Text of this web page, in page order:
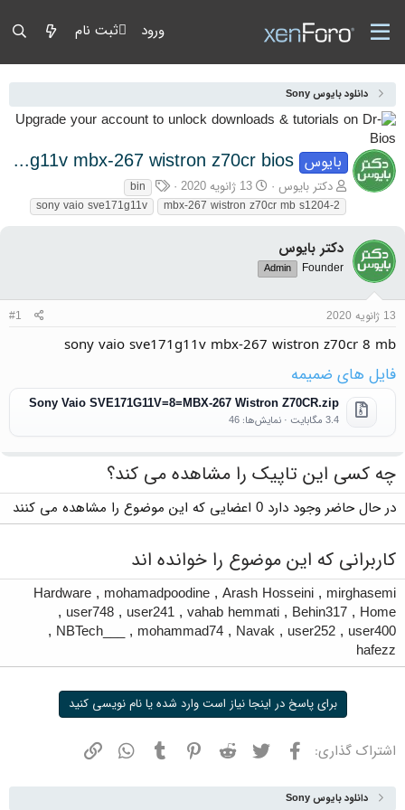
ورود ثبت نام
دانلود بایوس Sony
بایوس sony vaio sve171g11v mbx-267 wistron z70cr bios
آغازگر گفتمان
دکتر بایوس تاریخ شروع
13 ژانویه 2020 برچسب‌ها
bin
mbx-267 wistron z70cr mb s1204-2
sony vaio sve171g11v
دکتر بایوس
Founder
Admin
13 ژانویه 2020 #1
sony vaio sve171g11v mbx-267 wistron z70cr 8 mb
فایل های ضمیمه
Sony Vaio SVE171G11V=8=MBX-267 Wistron Z70CR.zip
3.4 مگابایت · نمایش‌ها: 46
چه کسی این تاپیک را مشاهده می کند؟
در حال حاضر وجود دارد 0 اعضایی که این موضوع را مشاهده می کنند
کاربرانی که این موضوع را خوانده اند
mirghasemi
,
Arash Hosseini
,
mohamadpoodine
,
Hardware
Home
,
Behin317
,
vahab hemmati
,
user241
,
user748
,
user400
,
user252
,
Navak
,
mohammad74
,
NBTech___
,
hafezz
برای پاسخ در اینجا نیاز است وارد شده یا نام نویسی کنید
اشتراک گذاری: فیسبوک توییتر ردیت پینترستتامبلر واتسپ
دانلود بایوس Sony